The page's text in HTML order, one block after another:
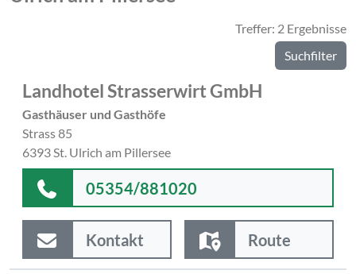
Treffer: 2 Ergebnisse
Suchfilter
Landhotel Strasserwirt GmbH
Gasthäuser und Gasthöfe
Strass 85
6393 St. Ulrich am Pillersee
05354/881020
Kontakt Route